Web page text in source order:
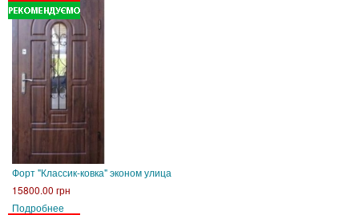
Форт "Классик-ковка" эконом улица
15800.00 грн
Подробнее